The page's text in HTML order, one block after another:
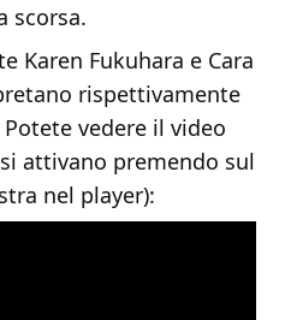
scorsa.
Karen Fukuhara e Cara
rispettivamente
vedere il video
attivano premendo sul
nel player):